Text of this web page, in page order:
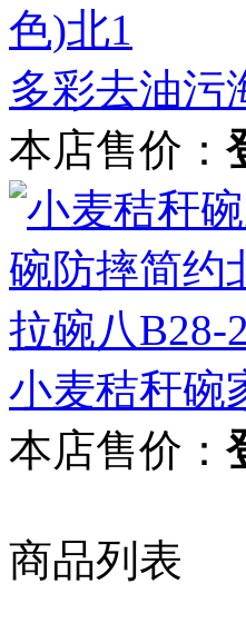
多彩去油污
本店售价：
小麦秸秆碗
本店售价：
商品列表